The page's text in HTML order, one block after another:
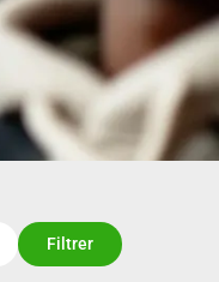
Filtrer